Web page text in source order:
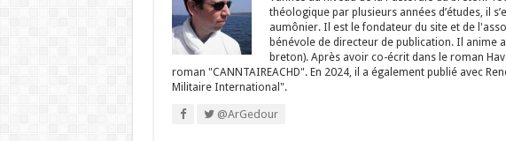
théologique par plusieurs années d’études, il
aumônier. Il est le fondateur du site et de
bénévole de directeur de publication. Il anime
breton). Après avoir co-écrit dans le roman
roman "CANNTAIREACHD". En 2024, il a également publié avec
Militaire International".
@ArGedour